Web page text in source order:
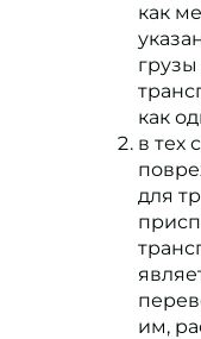
как
как
в тех
для
им,